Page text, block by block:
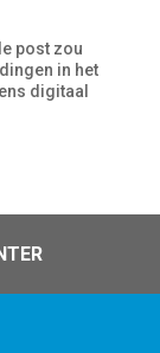
post zou
in het
digitaal